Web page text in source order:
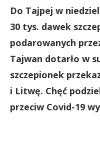
Do Tajpej w
30 tys. dawek
podarowanych
Tajwan dotarło w
szczepionek
i Litwę. Chęć
przeciw Covid-19